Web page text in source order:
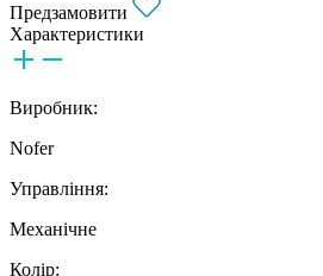
Предзамовити
Характеристики
Виробник:
Nofer
Управління:
Механічне
Колір: